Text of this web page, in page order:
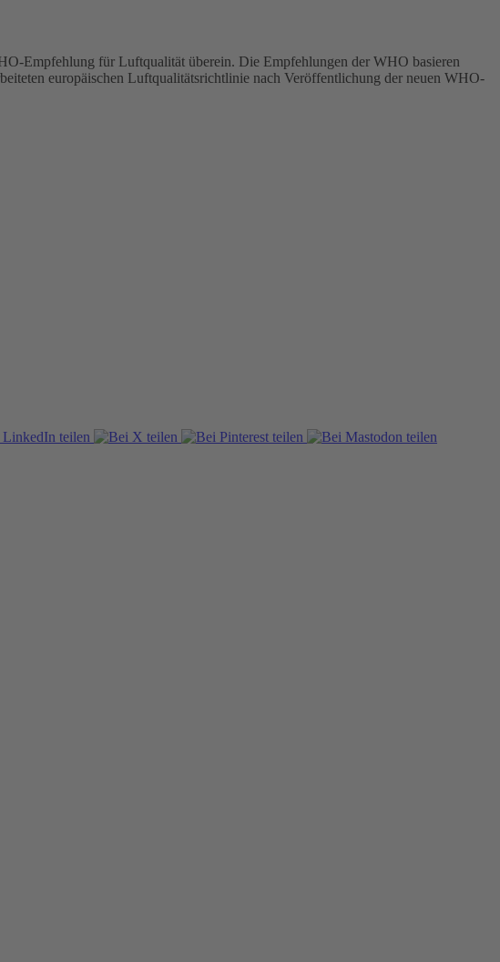
Empfehlung für Luftqualität überein. Die Empfehlungen der WHO basieren
europäischen Luftqualitätsrichtlinie nach Veröffentlichung der neuen WHO-